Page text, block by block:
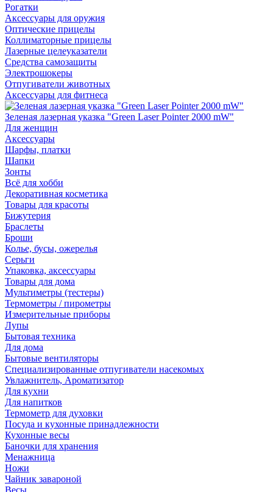
Рогатки
Аксессуары для оружия
Оптические прицелы
Коллиматорные прицелы
Лазерные целеуказатели
Средства самозащиты
Электрошокеры
Отпугиватели животных
Аксессуары для фитнеса
Зеленая лазерная указка "Green Laser Pointer 2000 mW"
Для женщин
Аксессуары
Шарфы, платки
Шапки
Зонты
Всё для хобби
Декоративная косметика
Товары для красоты
Бижутерия
Браслеты
Броши
Колье, бусы, ожерелья
Серьги
Упаковка, аксессуары
Товары для дома
Мультиметры (тестеры)
Термометры / пирометры
Измерительные приборы
Лупы
Бытовая техника
Для дома
Бытовые вентиляторы
Специализированные отпугиватели насекомых
Увлажнитель, Ароматизатор
Для кухни
Для напитков
Термометр для духовки
Посуда и кухонные принадлежности
Кухонные весы
Баночки для хранения
Менажница
Ножи
Чайник завароной
Весы